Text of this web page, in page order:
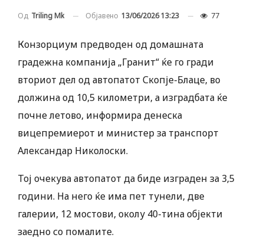
Од Triling Mk Објавено 13/06/2026 13:23 77
Конзорциум предводен од домашната
градежна компанија „Гранит“ ќе го гради
вториот дел од автопатот Скопје-Блаце, во
должина од 10,5 километри, а изградбата ќе
почне летово, информира денеска
вицепремиерот и министер за транспорт
Александар Николоски.
Тој очекува автопатот да биде изграден за 3,5
години. На него ќе има пет тунели, две
галерии, 12 мостови, околу 40-тина објекти
заедно со помалите.